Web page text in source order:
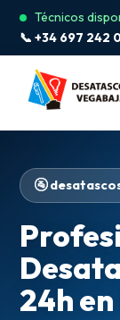
Técnicos
📞 +34 697 242
🚰
24h